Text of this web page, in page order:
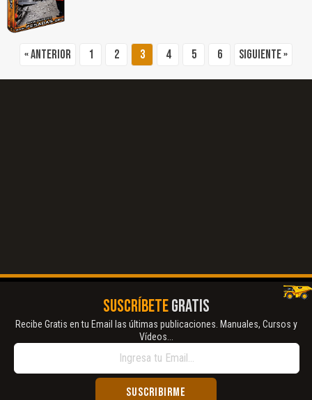
« Anterior 1 2 3 4 5 6 Siguiente »
SUSCRÍBETEGRATIS
Recibe Gratis en tu Email las últimas publicaciones. Manuales, Cursos y
Vídeos...